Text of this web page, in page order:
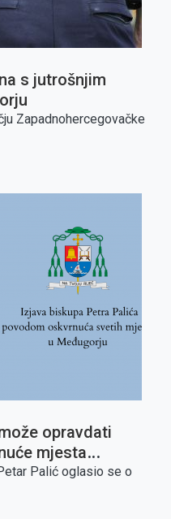
s jutrošnjim
Zapadnohercegovačke
opravdati
mjesta
Palić oglasio se o